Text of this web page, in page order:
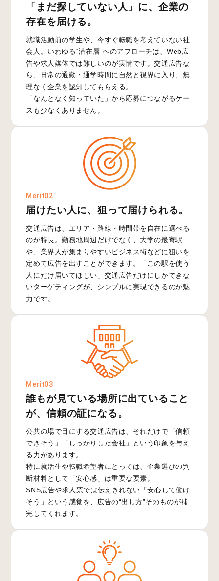
「まだ探していない人」に、企業の
存在を届ける。
就職活動前の学生や、今すぐ転職を考えていない社
会人。いわゆる“潜在層”へのアプローチは、Web広
告や求人媒体では難しいのが実情です。交通広告な
ら、日常の通勤・通学時間に自然と視界に入り、無
理なく企業を認知してもらえる。
「なんとなく知っていた」から応募につながるケー
スも少なくありません。
Merit02
届けたい人に、狙って届けられる。
交通広告は、エリア・路線・時間帯を自在に選べる
のが特長。勤務地周辺だけでなく、大学の最寄駅
や、業界人が集まりやすいビジネス街などに狙いを
定めて広告を出すことができます。「この駅を使う
人にだけ届いてほしい」交通広告だけにしかできな
いターゲティングが、シンプルに実現できるのが魅
力です。
Merit03
誰もが見ている場所に出ていること
が、信頼の証になる。
公共の場で目にする交通広告は、それだけで「信頼
できそう」「しっかりした会社」という印象を与え
る力があります。
特に就活生や転職希望者にとっては、企業選びの判
断材料として「安心感」は重要な要素。
SNS広告や求人票では伝えきれない「安心して働け
そう」という感覚を、広告の“出し方”そのものが補
完してくれます。